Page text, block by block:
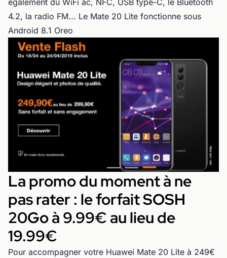
4.2, la radio FM... Le Mate 20 Lite fonctionne sous
Android 8.1 Oreo
La promo du moment à ne
pas rater : le forfait SOSH
20Go à 9.99€ au lieu de
19.99€
Pour accompagner votre Huawei Mate 20 Lite à 249€